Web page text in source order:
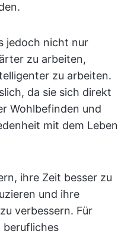
jedoch nicht nur
zu arbeiten,
zu arbeiten.
da sie sich direkt
Wohlbefinden und
mit dem Leben
ihre Zeit besser zu
und ihre
verbessern. Für
berufliches